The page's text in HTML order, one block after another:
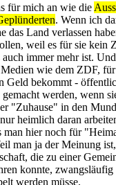
für mich an wie die
. Wenn ich
das Land verlassen
weil es für sie kein
immer mehr ist.
wie dem ZDF,
Geld bekommt -
gemacht werden, wenn
"Zuhause" in den
heimlich daran
man hier noch für
man ja der Meinung
die zu einer
konnte, zwangsläufig
werden müsse.